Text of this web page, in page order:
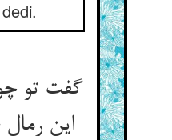
گفت تو
این